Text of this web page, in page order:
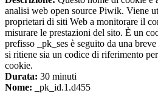
analisi web open source Piwik. Viene
proprietari di siti Web a monitorare il
misurare le prestazioni del sito. È un
prefisso _pk_ses è seguito da una
si ritiene sia un codice di riferimento
cookie.
Durata: 30 minuti
Nome: _pk_id.1.d455